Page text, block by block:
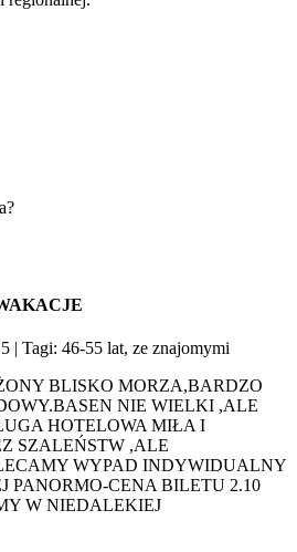
| Tagi: 46-55 lat, ze znajomymi
BLISKO MORZA,BARDZO
NIE WIELKI ,ALE
HOTELOWA MIŁA I
SZALEŃSTW ,ALE
WYPAD INDYWIDUALNY
PANORMO-CENA BILETU 2.10
W NIEDALEKIEJ